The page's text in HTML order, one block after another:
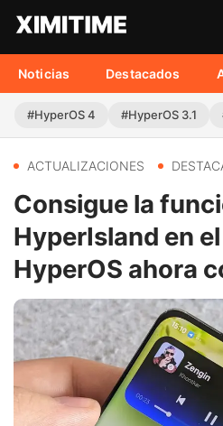
Noticias Destacados
#HyperOS 4 #HyperOS 3.1
ACTUALIZACIONES
Consigue la
HyperIsland en
HyperOS ahora